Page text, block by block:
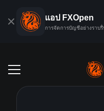
แอป FXOpen
การจัดการบัญชีอย่างราบ